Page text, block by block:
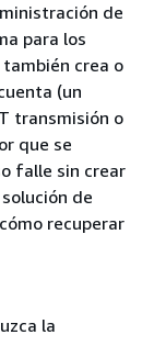
de
para los
crea o
(un
transmisión o
que se
falle sin crear
de
recuperar
la